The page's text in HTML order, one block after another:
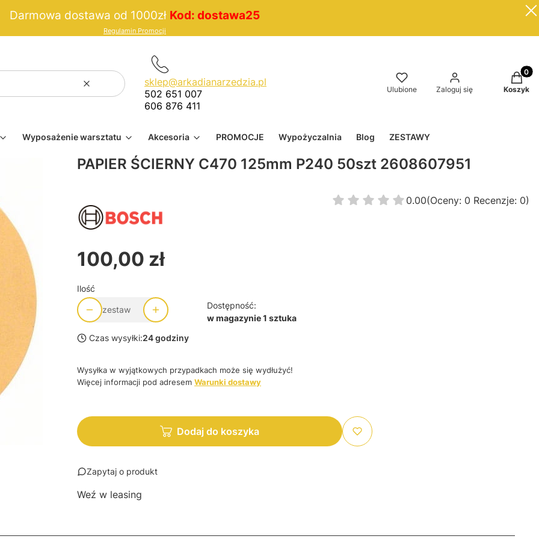
Darmowa dostawa od 1000zł Kod: dostawa25
Regulamin Promocji
WyczyśćSzukaj
sklep@arkadianarzedzia.pl
502 651 007
606 876 411
Ulubione Zaloguj się Koszyk
Wyposażenie warsztatu Akcesoria PROMOCJE Wypożyczalnia Blog ZESTAWY
PAPIER ŚCIERNY C470 125mm P240 50szt 2608607951
0.00(Oceny: 0 Recenzje: 0)
Cena
100,00 zł
Ilość
zestaw
Dostępność:
w magazynie 1 sztuka
Czas wysyłki:24 godziny
Wysyłka w wyjątkowych przypadkach może się wydłużyć!
Więcej informacji pod adresem Warunki dostawy
Dodaj do koszyka
Zapytaj o produkt
Weź w leasing